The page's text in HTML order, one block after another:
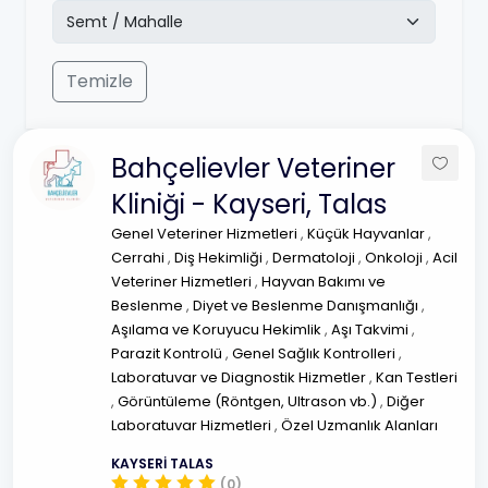
Temizle
Bahçelievler Veteriner
Kliniği - Kayseri, Talas
Genel Veteriner Hizmetleri , Küçük Hayvanlar,
Cerrahi , Diş Hekimliği , Dermatoloji , Onkoloji , Acil
Veteriner Hizmetleri , Hayvan Bakımı ve
Beslenme , Diyet ve Beslenme Danışmanlığı ,
Aşılama ve Koruyucu Hekimlik , Aşı Takvimi ,
Parazit Kontrolü , Genel Sağlık Kontrolleri ,
Laboratuvar ve Diagnostik Hizmetler, Kan Testleri
, Görüntüleme (Röntgen, Ultrason vb.) , Diğer
Laboratuvar Hizmetleri , Özel Uzmanlık Alanları
KAYSERİ TALAS
(0)